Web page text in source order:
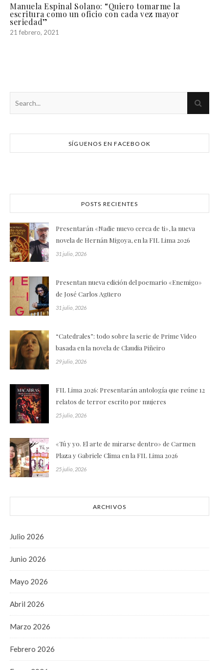
Manuela Espinal Solano: “Quiero tomarme la
escritura como un oficio con cada vez mayor
seriedad”
21 febrero, 2021
SÍGUENOS EN FACEBOOK
POSTS RECIENTES
Presentarán «Nadie nuevo cerca de ti», la nueva
novela de Hernán Migoya, en la FIL Lima 2026
31 julio, 2026
Presentan nueva edición del poemario «Enemigo»
de José Carlos Agüero
31 julio, 2026
“Catedrales”: todo sobre la serie de Prime Video
basada en la novela de Claudia Piñeiro
29 julio, 2026
FIL Lima 2026: Presentarán antología que reúne 12
relatos de terror escrito por mujeres
25 julio, 2026
«Tú y yo. El arte de mirarse dentro» de Carmen
Plaza y Gabriele Clima en la FIL Lima 2026
25 julio, 2026
ARCHIVOS
Julio 2026
Junio 2026
Mayo 2026
Abril 2026
Marzo 2026
Febrero 2026